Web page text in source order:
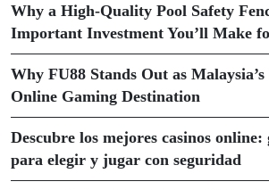
Why a High-Quality Pool Safety
Important Investment You’ll Make
Why FU88 Stands Out as
Online Gaming Destination
Descubre los mejores casinos
para elegir y jugar con seguridad